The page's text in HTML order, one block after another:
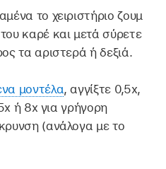
το χειριστήριο ζουμ
καρέ και μετά σύρετε
τα αριστερά ή δεξιά.
μοντέλα, αγγίξτε 0,5x,
ή 8x για γρήγορη
(ανάλογα με το